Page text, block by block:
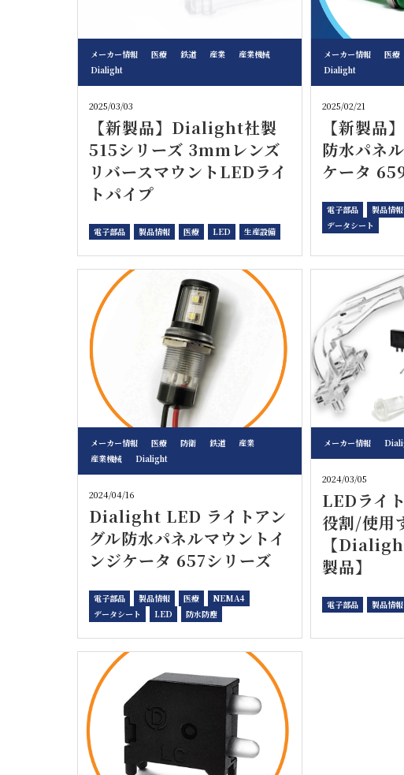
メーカー情報 医療 鉄道 産業
産業機械
Dialight
2025/03/03
【新製品】Dialight社製
515シリーズ 3mmレンズ
リバースマウントLEDライ
トパイプ
電子部品 製品情報 医療 LED 生産設備
メーカー情報 医療
Dialight
2025/02/21
【新製
防水パネ
ケータ
電子部品 製品情報
データシート
メーカー情報 医療 防衛 鉄道
産業
産業機械
Dialight
2024/04/16
Dialight LED ライトアン
グル防水パネルマウントイ
ンジケータ 657シリーズ
電子部品 製品情報 医療
NEMA4
データシート
LED 防水防塵
メーカー情報
2024/03/05
LEDライ
役割/使用
【
製品】
電子部品 製品情報